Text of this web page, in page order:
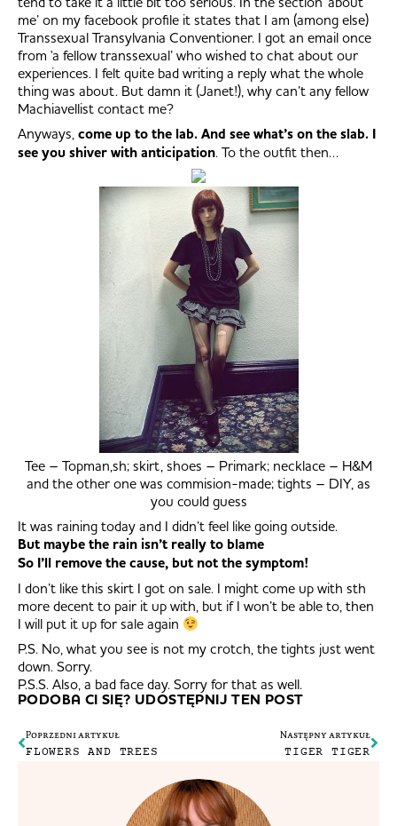
me’ on my facebook profile it states that I am (among else)
Transsexual Transylvania Conventioner. I got an email once
from 'a fellow transsexual’ who wished to chat about our
experiences. I felt quite bad writing a reply what the whole
thing was about. But damn it (Janet!), why can’t any fellow
Machiavellist contact me?
Anyways, come up to the lab. And see what’s on the slab. I
see you shiver with anticipation. To the outfit then…
Tee – Topman,sh; skirt, shoes – Primark; necklace – H&M
and the other one was commision-made; tights – DIY, as
you could guess
It was raining today and I didn’t feel like going outside.
But maybe the rain isn’t really to blame
So I’ll remove the cause, but not the symptom!
I don’t like this skirt I got on sale. I might come up with sth
more decent to pair it up with, but if I won’t be able to, then
I will put it up for sale again
P.S. No, what you see is not my crotch, the tights just went
down. Sorry.
P.S.S. Also, a bad face day. Sorry for that as well.
PODOBA CI SIĘ? UDOSTĘPNIJ TEN POST
Poprzedni artykuł
FLOWERS AND TREES
Następny artykuł
TIGER TIGER